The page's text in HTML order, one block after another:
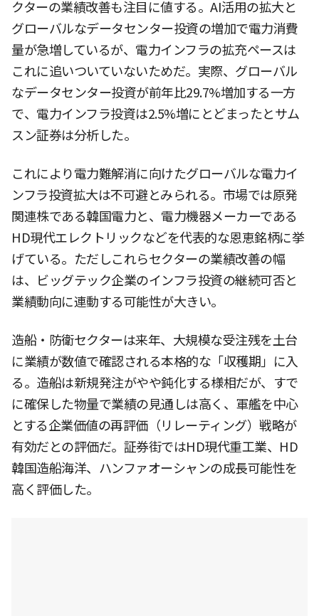
クターの業績改善も注目に値する。AI活用の拡大と
グローバルなデータセンター投資の増加で電力消費
量が急増しているが、電力インフラの拡充ペースは
これに追いついていないためだ。実際、グローバル
なデータセンター投資が前年比29.7%増加する一方
で、電力インフラ投資は2.5%増にとどまったとサム
スン証券は分析した。
これにより電力難解消に向けたグローバルな電力イ
ンフラ投資拡大は不可避とみられる。市場では原発
関連株である韓国電力と、電力機器メーカーである
HD現代エレクトリックなどを代表的な恩恵銘柄に挙
げている。ただしこれらセクターの業績改善の幅
は、ビッグテック企業のインフラ投資の継続可否と
業績動向に連動する可能性が大きい。
造船・防衛セクターは来年、大規模な受注残を土台
に業績が数値で確認される本格的な「収穫期」に入
る。造船は新規発注がやや鈍化する様相だが、すで
に確保した物量で業績の見通しは高く、軍艦を中心
とする企業価値の再評価（リレーティング）戦略が
有効だとの評価だ。証券街ではHD現代重工業、HD
韓国造船海洋、ハンファオーシャンの成長可能性を
高く評価した。